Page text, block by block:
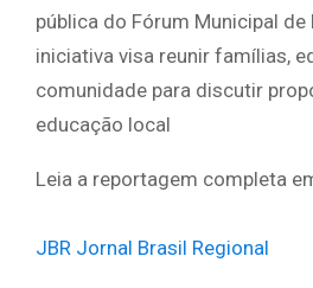
pública do Fórum Municipal de
iniciativa visa reunir famílias,
comunidade para discutir
educação local
Leia a reportagem completa
JBR Jornal Brasil Regional